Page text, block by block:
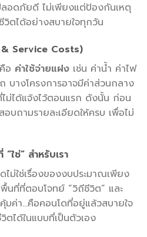
ลอดภัยดี ไม่เพียงแต่ป้องกันเหตุ
วิตได้อย่างสบายใจทุกวัน
Service Costs)
อ ค่าใช้จ่ายแฝง เช่น ค่าน้ำ ค่าไฟ
บางโครงการอาจมีค่าส่วนกลาง
ม่ได้แจ้งไว้ตอนแรก ดังนั้น ก่อน
ถามรายละเอียดให้ครบ เพื่อไม่
ใช่” สำหรับเรา
ม่ใช่เรื่องของงบประมาณเพียง
นที่ที่ตอบโจทย์ “วิถีชีวิต” และ
มค่า…คือคอนโดที่อยู่แล้วสบายใจ
ตได้ในแบบที่เป็นตัวเอง